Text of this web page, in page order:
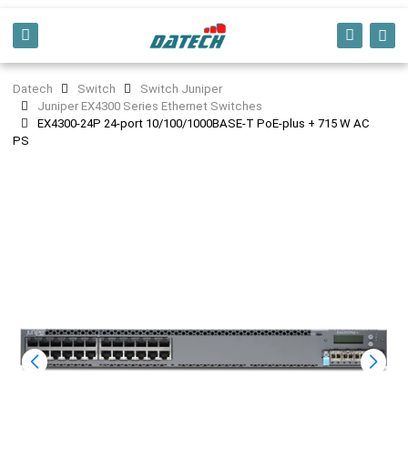
Datech Switch
Switch Juniper
Juniper EX4300 Series Ethernet Switches
EX4300-24P 24-port 10/100/1000BASE-T PoE-plus + 715 W AC
PS